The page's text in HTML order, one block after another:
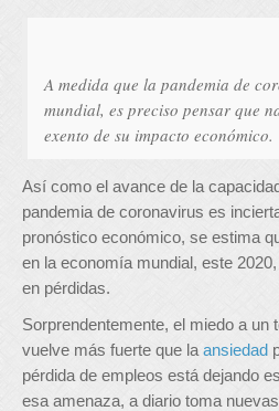
A medida que la pandemia de
mundial, es preciso pensar que
exento de su impacto económico.
Así como el avance de la
pandemia de coronavirus es
pronóstico económico, se estima
en la economía mundial, este
en pérdidas.
Sorprendentemente, el miedo a un
vuelve más fuerte que la ansiedad
pérdida de empleos está dejando
esa amenaza, a diario toma